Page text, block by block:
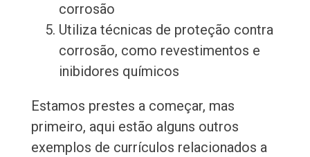
corrosão
Utiliza técnicas de proteção contra
corrosão, como revestimentos e
inibidores químicos
Estamos prestes a começar, mas
primeiro, aqui estão alguns outros
exemplos de currículos relacionados a